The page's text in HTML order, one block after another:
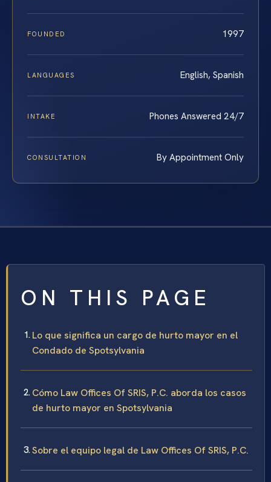
FOUNDED 1997
LANGUAGES English, Spanish
INTAKE Phones Answered 24/7
CONSULTATION By Appointment Only
ON THIS PAGE
Lo que significa un cargo de hurto mayor en el
Condado de Spotsylvania
Cómo Law Offices Of SRIS, P.C. aborda los casos
de hurto mayor en Spotsylvania
Sobre el equipo legal de Law Offices Of SRIS, P.C.